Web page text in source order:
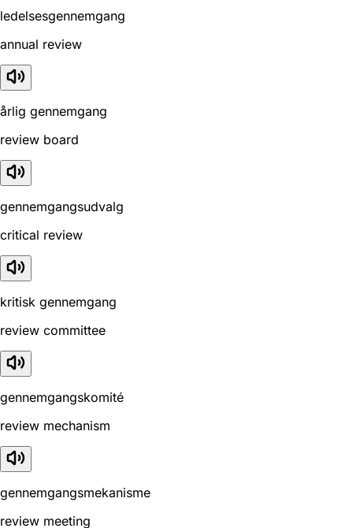
ledelsesgennemgang
annual review
årlig gennemgang
review board
gennemgangsudvalg
critical review
kritisk gennemgang
review committee
gennemgangskomité
review mechanism
gennemgangsmekanisme
review meeting